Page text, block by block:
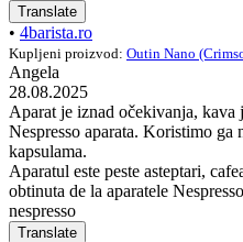
Translate
• 4barista.ro
Kupljeni proizvod: Outin Nano
Angela
28.08.2025
Aparat je iznad očekivanja, kava
Nespresso aparata. Koristimo ga
kapsulama.
Aparatul este peste asteptari,
obtinuta de la aparatele
nespresso
Translate